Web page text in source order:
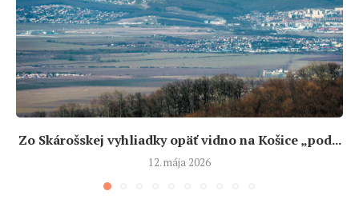
Zo Skárošskej vyhliadky opäť vidno na Košice „pod...
12. mája 2026